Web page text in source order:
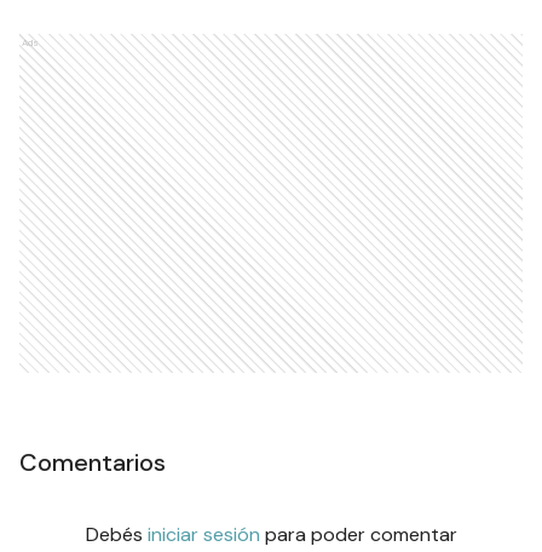
Ads
Comentarios
Debés iniciar sesión para poder comentar